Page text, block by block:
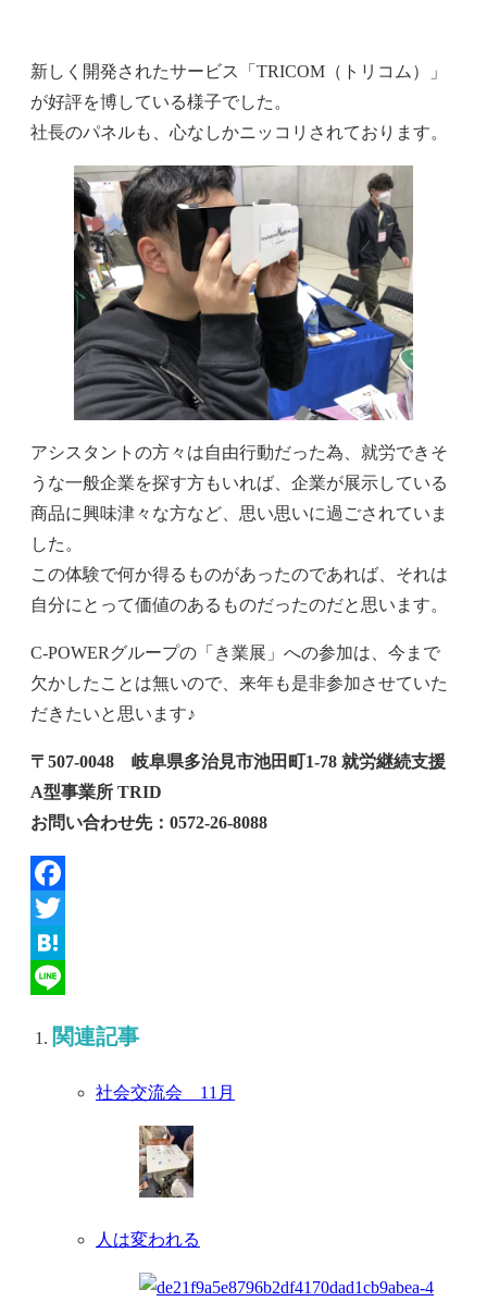
新しく開発されたサービス「TRICOM（トリコム）」
が好評を博している様子でした。
社長のパネルも、心なしかニッコリされております。
アシスタントの方々は自由行動だった為、就労できそ
うな一般企業を探す方もいれば、企業が展示している
商品に興味津々な方など、思い思いに過ごされていま
した。
この体験で何か得るものがあったのであれば、それは
自分にとって価値のあるものだったのだと思います。
C-POWERグループの「き業展」への参加は、今まで
欠かしたことは無いので、来年も是非参加させていた
だきたいと思います♪
〒507-0048 岐阜県多治見市池田町1-78 就労継続支援
A型事業所 TRID
お問い合わせ先：0572-26-8088
Facebook
Twitter
Hatena
関連記事
社会交流会 11月
人は変われる